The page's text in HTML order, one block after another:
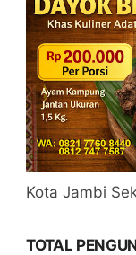
Kota Jambi
TOTAL